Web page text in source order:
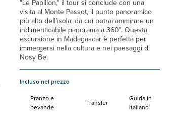
"Le Papillon," il tour si conclude con una
visita al Monte Passot, il punto panoramico
più alto dell’isola, da cui potrai ammirare un
indimenticabile panorama a 360°. Questa
escursione in Madagascar è perfetta per
immergersi nella cultura e nei paesaggi di
Nosy Be.
Incluso nel prezzo
Pranzo e
bevande
Transfer
Guida in
italiano